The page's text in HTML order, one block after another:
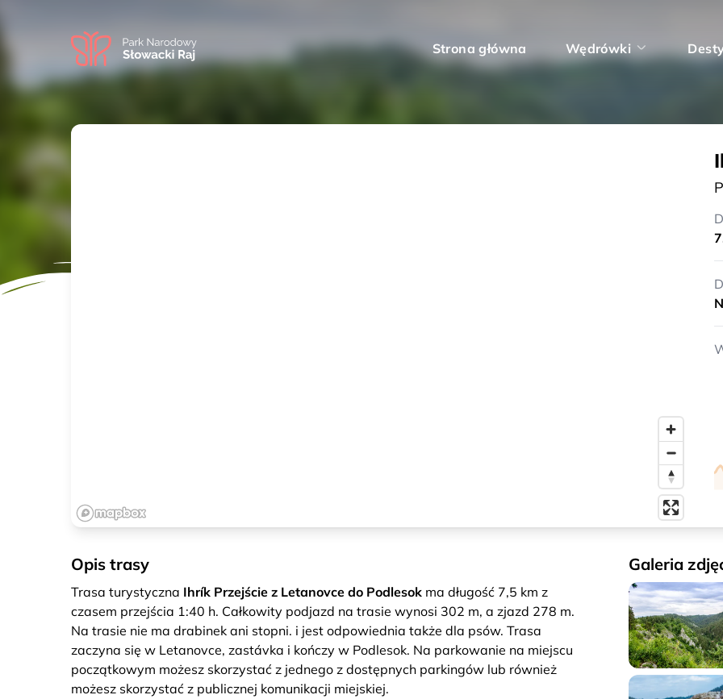
Strona główna Wędrówki
Opis trasy
Trasa turystyczna Ihrík Przejście z Letanovce do Podlesok ma długość 7,5 km z
czasem przejścia 1:40 h. Całkowity podjazd na trasie wynosi 302 m, a zjazd 278 m.
Na trasie nie ma drabinek ani stopni. i jest odpowiednia także dla psów. Trasa
zaczyna się w Letanovce, zastávka i kończy w Podlesok. Na parkowanie na miejscu
początkowym możesz skorzystać z jednego z dostępnych parkingów lub również
możesz skorzystać z publicznej komunikacji miejskiej.
Galeria